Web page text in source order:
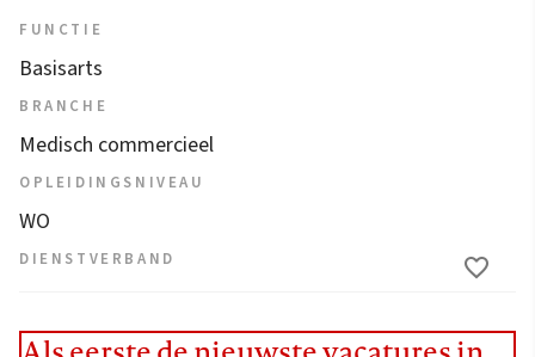
FUNCTIE
Basisarts
BRANCHE
Medisch commercieel
OPLEIDINGSNIVEAU
WO
DIENSTVERBAND